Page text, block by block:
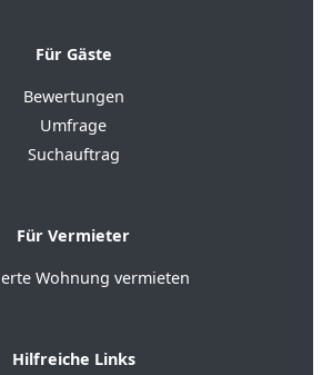
Für Gäste
Bewertungen
Umfrage
Suchauftrag
Für Vermieter
Wohnung vermieten
Hilfreiche Links